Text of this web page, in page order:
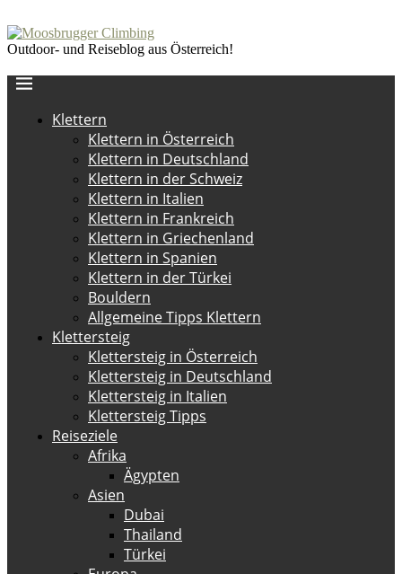
Outdoor- und Reiseblog aus Österreich!
Klettern
Klettern in Österreich
Klettern in Deutschland
Klettern in der Schweiz
Klettern in Italien
Klettern in Frankreich
Klettern in Griechenland
Klettern in Spanien
Klettern in der Türkei
Bouldern
Allgemeine Tipps Klettern
Klettersteig
Klettersteig in Österreich
Klettersteig in Deutschland
Klettersteig in Italien
Klettersteig Tipps
Reiseziele
Afrika
Ägypten
Asien
Dubai
Thailand
Türkei